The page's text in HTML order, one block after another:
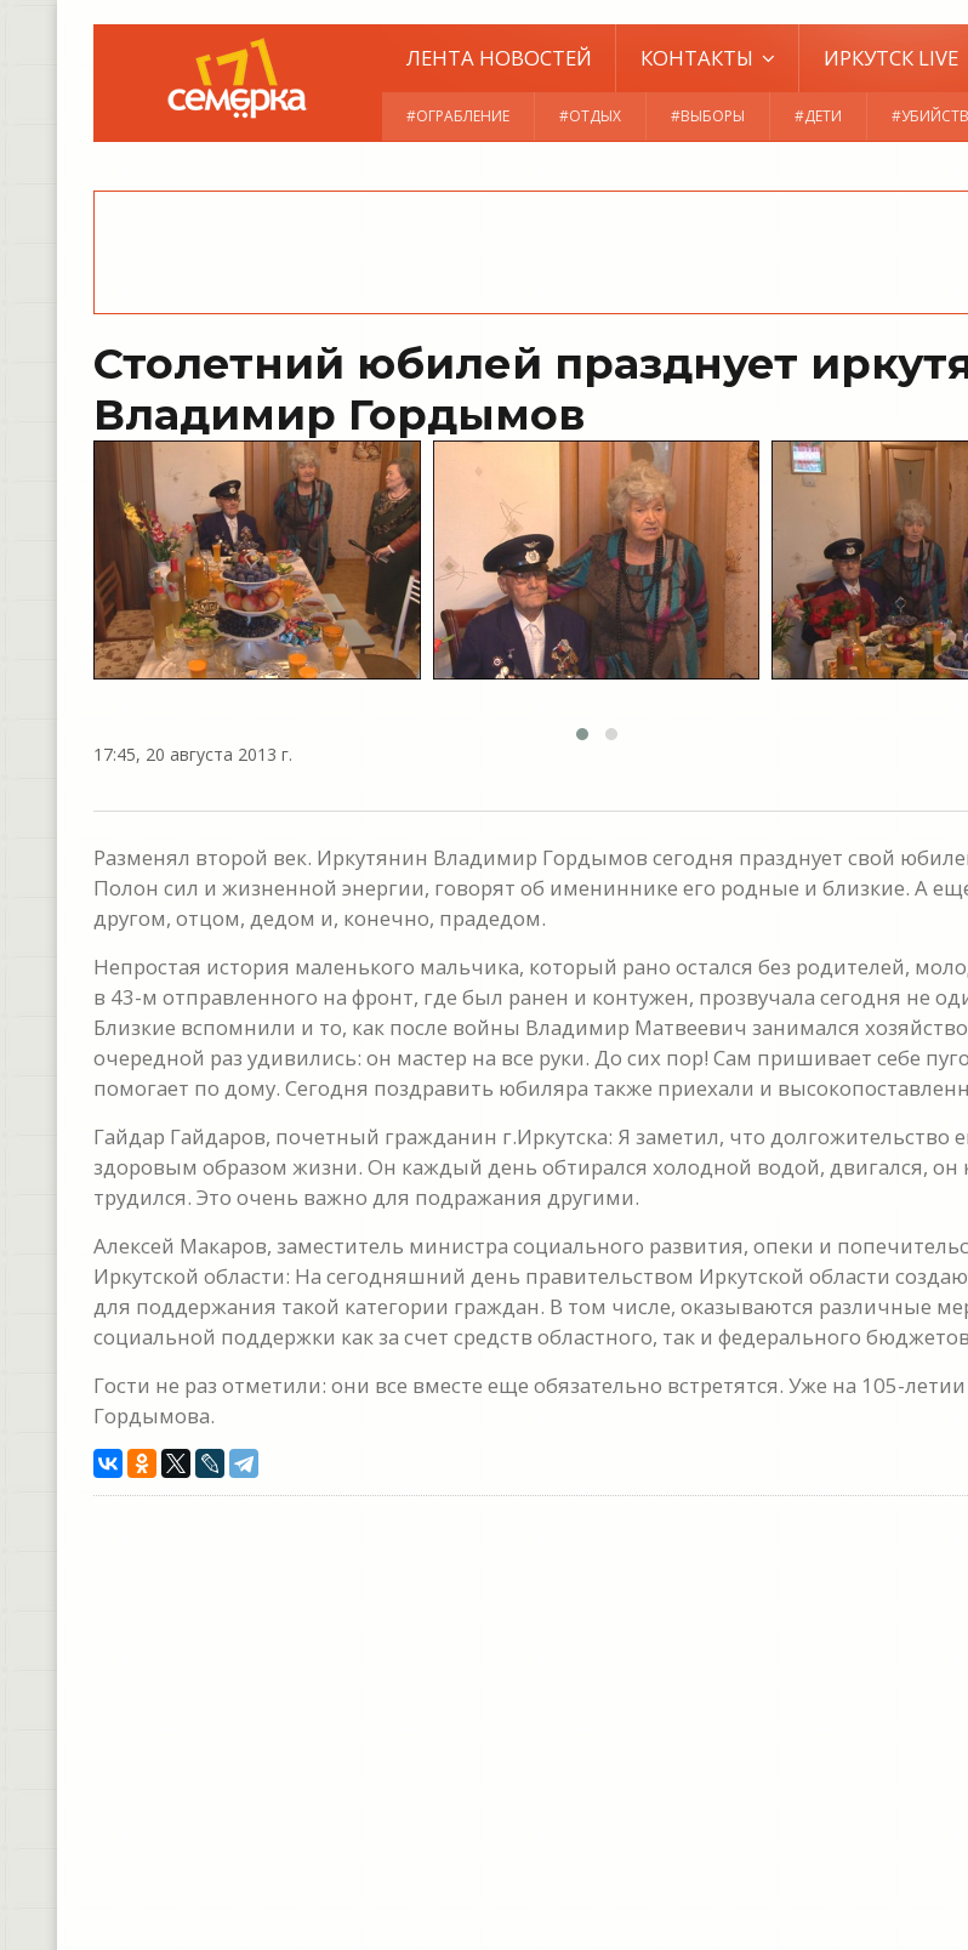
ЛЕНТА НОВОСТЕЙ КОНТАКТЫ ИРКУТСК LIVE
#ОГРАБЛЕНИЕ #ОТДЫХ #ВЫБОРЫ #ДЕТИ
Столетний юбилей празднует
Владимир Гордымов
17:45, 20 августа 2013 г.
Разменял второй век. Иркутянин Владимир Гордымов сегодня празднует свой
Полон сил и жизненной энергии, говорят об имениннике его родные и близкие. А
другом, отцом, дедом и, конечно, прадедом.
Непростая история маленького мальчика, который рано остался без родителей,
в 43-м отправленного на фронт, где был ранен и контужен, прозвучала сегодня не
Близкие вспомнили и то, как после войны Владимир Матвеевич занимался
очередной раз удивились: он мастер на все руки. До сих пор! Сам пришивает себе
помогает по дому. Сегодня поздравить юбиляра также приехали и
Гайдар Гайдаров, почетный гражданин г.Иркутска: Я заметил, что долгожительство
здоровым образом жизни. Он каждый день обтирался холодной водой, двигался,
трудился. Это очень важно для подражания другими.
Алексей Макаров, заместитель министра социального развития, опеки и
Иркутской области: На сегодняшний день правительством Иркутской области
для поддержания такой категории граждан. В том числе, оказываются различные
социальной поддержки как за счет средств областного, так и федерального
Гости не раз отметили: они все вместе еще обязательно встретятся. Уже на 105-
Гордымова.